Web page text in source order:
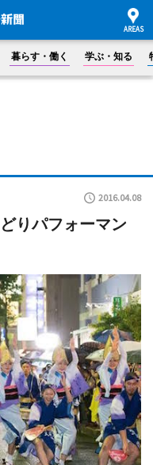
暮らす・働く 学ぶ・知る
2016.04.08
りパフォーマン